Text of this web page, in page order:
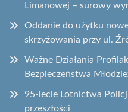
Limanowej – surowy
Oddanie do użytku
skrzyżowania przy ul.
Ważne Działania
Bezpieczeństwa
95-lecie Lotnictwa
przeszłości